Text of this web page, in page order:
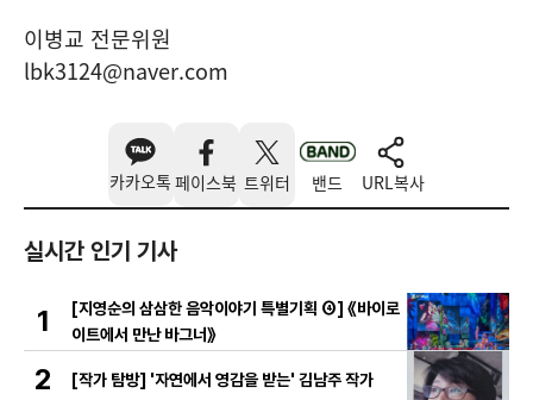
이병교 전문위원
lbk3124@naver.com
카카오톡 페이스북 트위터 밴드 URL복사
실시간 인기 기사
1
[지영순의 삼삼한 음악이야기 특별기획 ④] 《바이로
이트에서 만난 바그너》
2 [작가 탐방] '자연에서 영감을 받는' 김남주 작가